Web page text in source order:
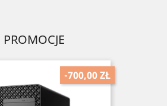
PROMOCJE
-700,00 ZŁ